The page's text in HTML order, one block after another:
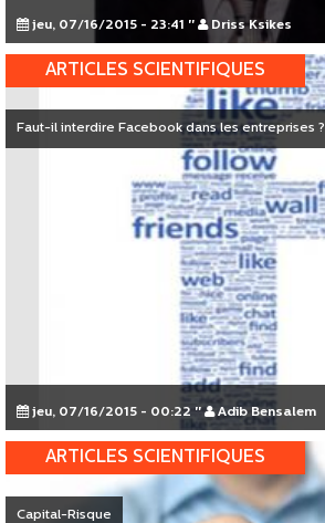
jeu, 07/16/2015 - 23:41 " Driss Ksikes
Faut-il interdire Facebook dans les entreprises ?
ARTICLES SCIENTIFIQUES
jeu, 07/16/2015 - 00:22 " Adib Bensalem
Capital-Risque
ARTICLES SCIENTIFIQUES